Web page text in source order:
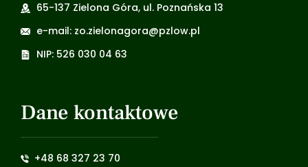
65-137 Zielona Góra, ul. Poznańska 13
e-mail: zo.zielonagora@pzlow.pl
NIP: 526 030 04 63
Dane kontaktowe
+48 68 327 23 70